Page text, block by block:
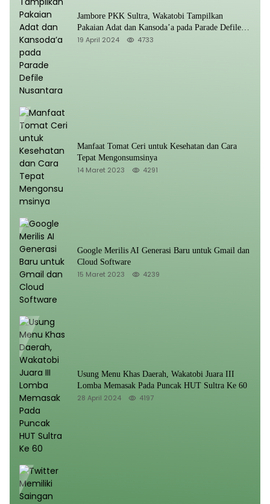
Jambore PKK Sultra, Wakatobi Tampilkan
Pakaian Adat dan Kansoda’a pada Parade Defile
Nusantara
19 April 2024 4733
Manfaat Tomat Ceri untuk Kesehatan dan Cara
Tepat Mengonsumsinya
14 Maret 2023 4291
Google Merilis AI Generasi Baru untuk Gmail dan
Cloud Software
15 Maret 2023 4239
Usung Menu Khas Daerah, Wakatobi Juara III
Lomba Memasak Pada Puncak HUT Sultra Ke 60
28 April 2024 4197